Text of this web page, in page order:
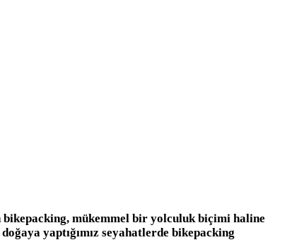
bikepacking, mükemmel bir yolculuk biçimi haline
yaptığımız seyahatlerde bikepacking